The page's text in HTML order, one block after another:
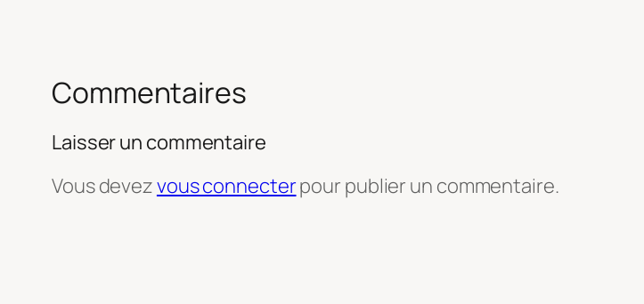
Commentaires
Laisser un commentaire
Vous devezvous connecterpour publier un commentaire.